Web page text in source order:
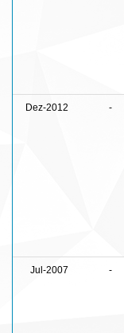
Dez-2012 -
Jul-2007 -